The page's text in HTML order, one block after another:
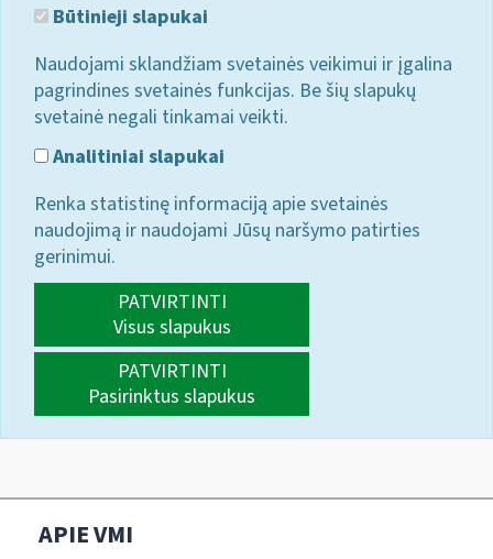
Būtinieji slapukai
Naudojami sklandžiam svetainės veikimui ir įgalina
pagrindines svetainės funkcijas. Be šių slapukų
svetainė negali tinkamai veikti.
Analitiniai slapukai
Renka statistinę informaciją apie svetainės
naudojimą ir naudojami Jūsų naršymo patirties
gerinimui.
PATVIRTINTI
Visus slapukus
PATVIRTINTI
Pasirinktus slapukus
APIE VMI